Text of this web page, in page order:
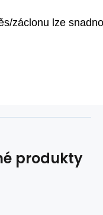
záclonu lze
produkty